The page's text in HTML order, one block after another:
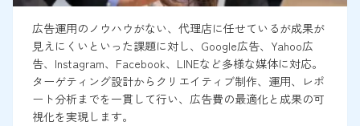
広告運用のノウハウがない、代理店に任せているが成果が
見えにくいといった課題に対し、Google広告、Yahoo広
告、Instagram、Facebook、LINEなど多様な媒体に対応。
ターゲティング設計からクリエイティブ制作、運用、レポ
ート分析までを一貫して行い、広告費の最適化と成果の可
視化を実現します。